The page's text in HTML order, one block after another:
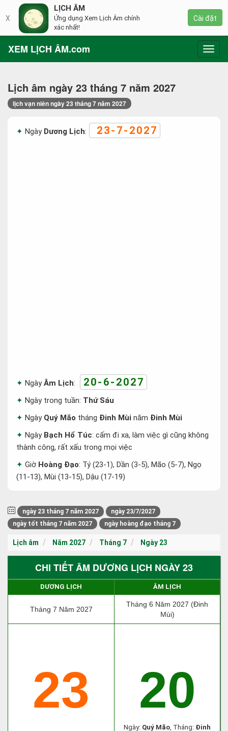
XEM LỊCH ÂM.com
Lịch âm ngày 23 tháng 7 năm 2027
lịch vạn niên ngày 23 tháng 7 năm 2027
Ngày Dương Lịch: 23-7-2027
NgàyÂm Lịch: 20-6-2027
Ngày trong tuần: Thứ Sáu
Ngày Quý Mão tháng Đinh Mùi năm Đinh Mùi
Ngày Bạch Hổ Túc: cấm đi xa, làm việc gì cũng không
thành công, rất xấu trong mọi việc
Giờ Hoàng Đạo: Tý (23-1), Dần (3-5), Mão (5-7), Ngọ
(11-13), Mùi (13-15), Dậu (17-19)
ngày 23 tháng 7 năm 2027
ngày 23/7/2027
ngày tốt tháng 7 năm 2027
ngày hoàng đạo tháng 7
Lịch âm Năm 2027 Tháng 7 Ngày 23
CHI TIẾT ÂM DƯƠNG LỊCH NGÀY 23
DƯƠNG LỊCH ÂM LỊCH
Tháng 7 Năm 2027
Tháng 6 Năm 2027 (Đinh
Mùi)
23 20
Ngày: Quý Mão, Tháng: Đinh
X
LỊCH ÂM
Ứng dụng Xem Lịch Âm chính
xác nhất!
Cài đặt